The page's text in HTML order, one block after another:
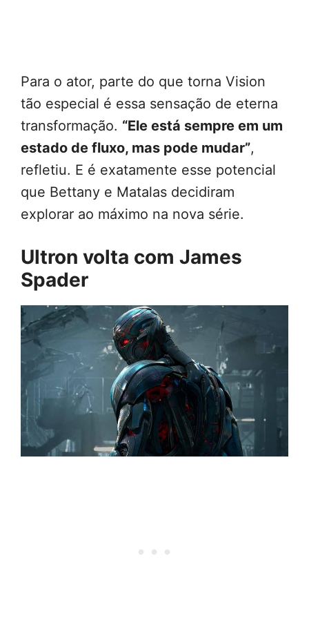
Para o ator, parte do que torna Vision
tão especial é essa sensação de eterna
transformação. “Ele está sempre em um
estado de fluxo, mas pode mudar”,
refletiu. E é exatamente esse potencial
que Bettany e Matalas decidiram
explorar ao máximo na nova série.
Ultron volta com James
Spader